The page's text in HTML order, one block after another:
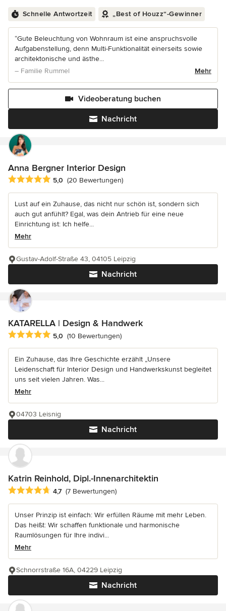
Schnelle Antwortzeit „Best of Houzz“-Gewinner
“Gute Beleuchtung von Wohnraum ist eine anspruchsvolle
Aufgabenstellung, denn Multi-Funktionalität einerseits sowie
architektonische und ästhe...
– Familie Rummel
Mehr
Nachricht
Videoberatung buchen
Anna Bergner Interior Design
Durchschnittliche Bewertung: 5 von 5 Sternen
5,0 (20 Bewertungen)
Lust auf ein Zuhause, das nicht nur schön ist, sondern sich
auch gut anfühlt? Egal, was dein Antrieb für eine neue
Einrichtung ist: Ich helfe...
Mehr
Nachricht
Gustav-Adolf-Straße 43, 04105 Leipzig
KATARELLA | Design & Handwerk
Durchschnittliche Bewertung: 5 von 5 Sternen
5,0 (10 Bewertungen)
Ein Zuhause, das Ihre Geschichte erzählt „Unsere
Leidenschaft für Interior Design und Handwerkskunst begleitet
uns seit vielen Jahren. Was...
Mehr
Nachricht
04703 Leisnig
Katrin Reinhold, Dipl.-Innenarchitektin
Durchschnittliche Bewertung: 4.7 von 5 Sternen
4,7 (7 Bewertungen)
Unser Prinzip ist einfach: Wir erfüllen Räume mit mehr Leben.
Das heißt: Wir schaffen funktionale und harmonische
Raumlösungen für Ihre indivi...
Mehr
Nachricht
Schnorrstraße 16A, 04229 Leipzig